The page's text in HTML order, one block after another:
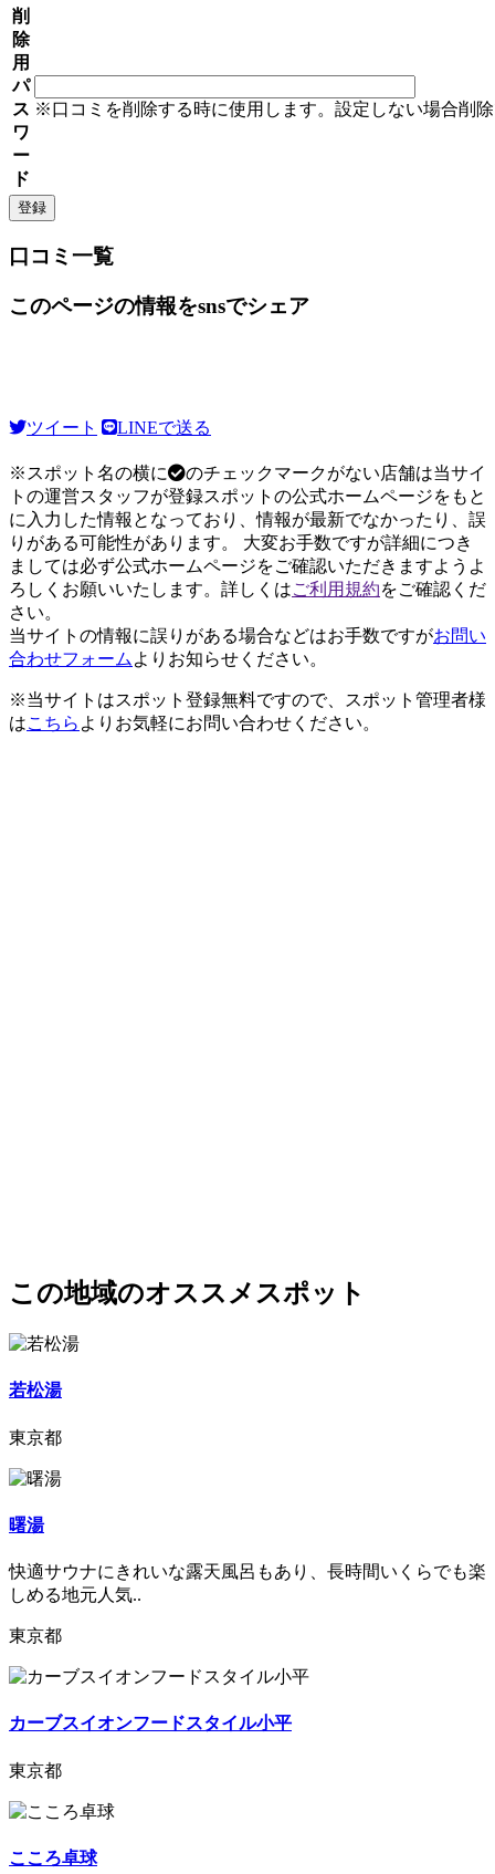
削
除
用
パ
ス
ワ
ー
ド
※口コミを削除する時に使用します。設定しない場合削
口コミ一覧
このページの情報をsnsでシェア
ツイート LINEで送る
※スポット名の横に
のチェックマークがない店舗は当サイ
トの運営スタッフが登録スポットの公式ホームページをもと
に入力した情報となっており、情報が最新でなかったり、誤
りがある可能性があります。 大変お手数ですが詳細につき
ましては必ず公式ホームページをご確認いただきますようよ
ろしくお願いいたします。詳しくはご利用規約をご確認くだ
さい。
当サイトの情報に誤りがある場合などはお手数ですがお問い
合わせフォーム よりお知らせください。
※当サイトはスポット登録無料ですので、スポット管理者様
はこちら よりお気軽にお問い合わせください。
この地域のオススメスポット
若松湯
東京都
曙湯
快適サウナにきれいな露天風呂もあり、長時間いくらでも楽
しめる地元人気..
東京都
カーブスイオンフードスタイル小平
東京都
こころ卓球